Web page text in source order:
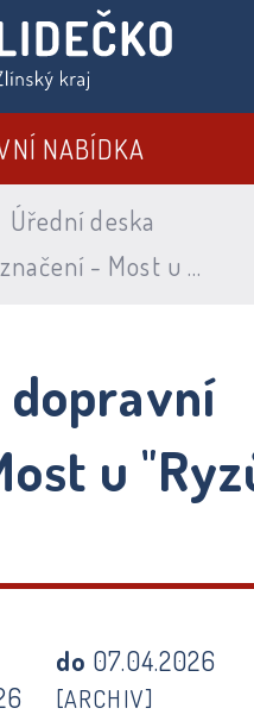
NABÍDKA
Úřední deska
- Most u "Ryzů"
dopravní
u
do 07.04.2026
[ARCHIV]